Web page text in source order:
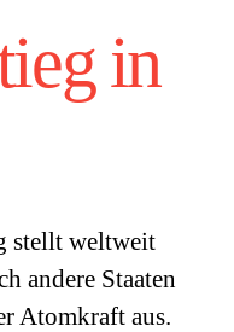
in
stellt weltweit
andere Staaten
Atomkraft aus.